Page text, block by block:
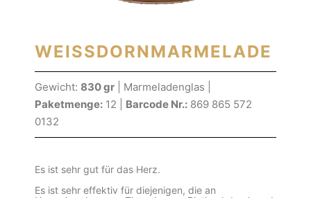
WEISSDORNMARMELADE
Gewicht: 830 gr | Marmeladenglas |
Paketmenge: 12 | Barcode Nr.: 869 865 572
0132
Es ist sehr gut für das Herz.
Es ist sehr effektiv für diejenigen, die an